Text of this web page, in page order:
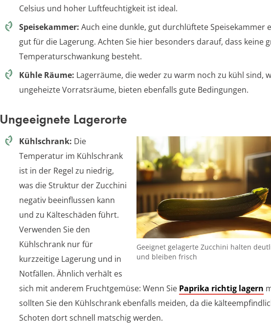
Celsius und hoher Luftfeuchtigkeit ist ideal.
Speisekammer: Auch eine dunkle, gut durchlüftete Speisekammer
gut für die Lagerung. Achten Sie hier besonders darauf, dass keine
Temperaturschwankung besteht.
Kühle Räume: Lagerräume, die weder zu warm noch zu kühl sind,
ungeheizte Vorratsräume, bieten ebenfalls gute Bedingungen.
Ungeeignete Lagerorte
Geeignet gelagerte Zucchini halten
und bleiben frisch
Kühlschrank: Die
Temperatur im Kühlschrank
ist in der Regel zu niedrig,
was die Struktur der Zucchini
negativ beeinflussen kann
und zu Kälteschäden führt.
Verwenden Sie den
Kühlschrank nur für
kurzzeitige Lagerung und in
Notfällen. Ähnlich verhält es
sich mit anderem Fruchtgemüse: Wenn Sie Paprika richtig lagern
sollten Sie den Kühlschrank ebenfalls meiden, da die
Schoten dort schnell matschig werden.